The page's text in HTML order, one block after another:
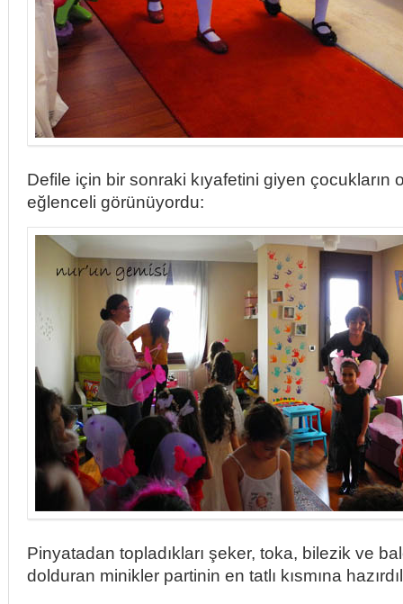
Defile için bir sonraki kıyafetini giyen çocukların
eğlenceli görünüyordu:
Pinyatadan topladıkları şeker, toka, bilezik ve
dolduran minikler partinin en tatlı kısmına